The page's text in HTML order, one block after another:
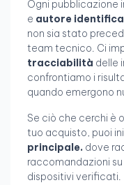
Ogni pubblicazione
e autore
non sia stato
team tecnico. Ci
tracciabilità delle
confrontiamo i
quando emergono
Se ciò che cerchi è
tuo acquisto, puoi
principale. dove
raccomandazioni su
dispositivi verificati.